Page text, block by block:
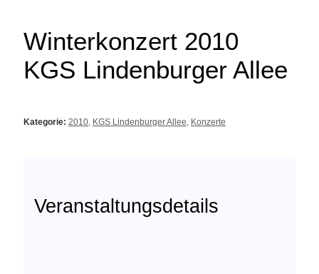
Winterkonzert 2010
KGS Lindenburger Allee
Kategorie: 2010, KGS Lindenburger Allee, Konzerte
Veranstaltungsdetails